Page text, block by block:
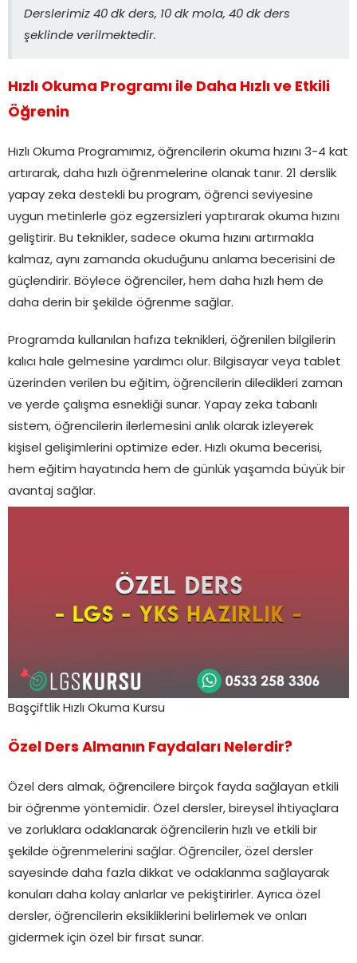
Derslerimiz 40 dk ders, 10 dk mola, 40 dk ders
şeklinde verilmektedir.
Hızlı Okuma Programı ile Daha Hızlı ve Etkili
Öğrenin
Hızlı Okuma Programımız, öğrencilerin okuma hızını 3-4 kat
artırarak, daha hızlı öğrenmelerine olanak tanır. 21 derslik
yapay zeka destekli bu program, öğrenci seviyesine
uygun metinlerle göz egzersizleri yaptırarak okuma hızını
geliştirir. Bu teknikler, sadece okuma hızını artırmakla
kalmaz, aynı zamanda okuduğunu anlama becerisini de
güçlendirir. Böylece öğrenciler, hem daha hızlı hem de
daha derin bir şekilde öğrenme sağlar.
Programda kullanılan hafıza teknikleri, öğrenilen bilgilerin
kalıcı hale gelmesine yardımcı olur. Bilgisayar veya tablet
üzerinden verilen bu eğitim, öğrencilerin diledikleri zaman
ve yerde çalışma esnekliği sunar. Yapay zeka tabanlı
sistem, öğrencilerin ilerlemesini anlık olarak izleyerek
kişisel gelişimlerini optimize eder. Hızlı okuma becerisi,
hem eğitim hayatında hem de günlük yaşamda büyük bir
avantaj sağlar.
Başçiftlik Hızlı Okuma Kursu
Özel Ders Almanın Faydaları Nelerdir?
Özel ders almak, öğrencilere birçok fayda sağlayan etkili
bir öğrenme yöntemidir. Özel dersler, bireysel ihtiyaçlara
ve zorluklara odaklanarak öğrencilerin hızlı ve etkili bir
şekilde öğrenmelerini sağlar. Öğrenciler, özel dersler
sayesinde daha fazla dikkat ve odaklanma sağlayarak
konuları daha kolay anlarlar ve pekiştirirler. Ayrıca özel
dersler, öğrencilerin eksikliklerini belirlemek ve onları
gidermek için özel bir fırsat sunar.